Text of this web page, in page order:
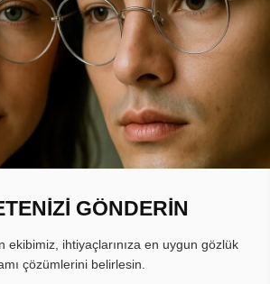
GÖNDERİN
ekibimiz, ihtiyaçlarınıza en uygun gözlük
çözümlerini belirlesin.